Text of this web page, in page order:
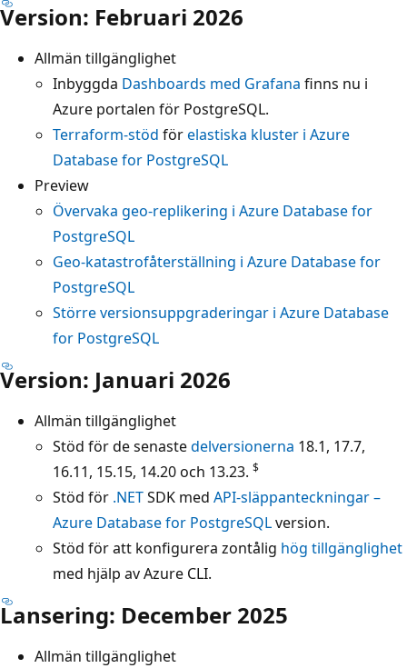
Version: Februari 2026
Allmän tillgänglighet
Inbyggda Dashboards med Grafana finns nu i
Azure portalen för PostgreSQL.
Terraform-stöd förelastiska kluster i Azure
Database for PostgreSQL
Preview
Övervaka geo-replikering i Azure Database for
PostgreSQL
Geo-katastrofåterställning i Azure Database for
PostgreSQL
Större versionsuppgraderingar i Azure Database
for PostgreSQL
Version: Januari 2026
Allmän tillgänglighet
Stöd för de senastedelversionerna 18.1, 17.7,
16.11, 15.15, 14.20 och 13.23. $
Stöd för .NETSDK med API-släppanteckningar –
Azure Database for PostgreSQLversion.
Stöd för att konfigurera zontålig hög tillgänglighet
med hjälp av Azure CLI.
Lansering: December 2025
Allmän tillgänglighet